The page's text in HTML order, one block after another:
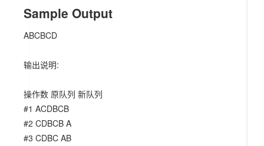
Sample Output
ABCBCD
输出说明:
操作数 原队列 新队列
#1 ACDBCB
#2 CDBCB A
#3 CDBC AB